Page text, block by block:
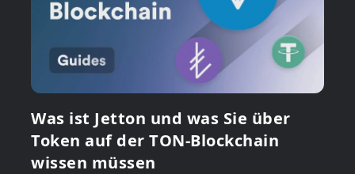
Was ist Jetton und was Sie über
Token auf der TON-Blockchain
wissen müssen